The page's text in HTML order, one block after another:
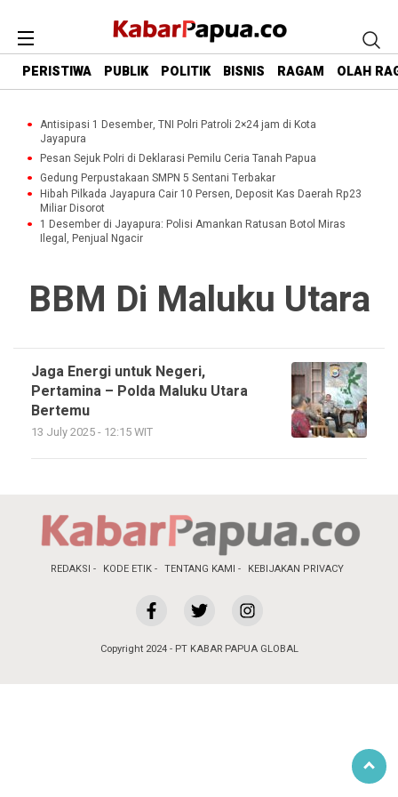
PERISTIWA PUBLIK POLITIK BISNIS RAGAM OLAH
Antisipasi 1 Desember, TNI Polri Patroli 2×24 jam di Kota
Jayapura
Pesan Sejuk Polri di Deklarasi Pemilu Ceria Tanah Papua
Gedung Perpustakaan SMPN 5 Sentani Terbakar
Hibah Pilkada Jayapura Cair 10 Persen, Deposit Kas Daerah Rp23
Miliar Disorot
1 Desember di Jayapura: Polisi Amankan Ratusan Botol Miras
Ilegal, Penjual Ngacir
BBM Di Maluku Utara
Jaga Energi untuk Negeri,
Pertamina – Polda Maluku Utara
Bertemu
13 July 2025 - 12:15 WIT
REDAKSI KODE ETIK TENTANG KAMI KEBIJAKAN PRIVACY
Copyright 2024 - PT KABAR PAPUA GLOBAL